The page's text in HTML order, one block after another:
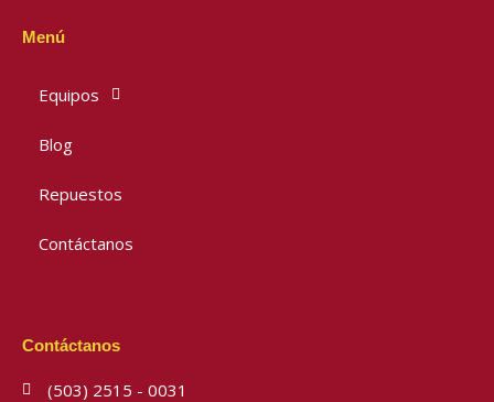
Menú
Equipos
Blog
Repuestos
Contáctanos
Contáctanos
(503) 2515 - 0031